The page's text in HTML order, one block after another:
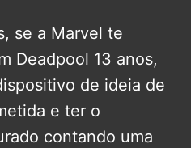
se a Marvel te
Deadpool 13 anos,
de ideia de
e ter o
contando uma